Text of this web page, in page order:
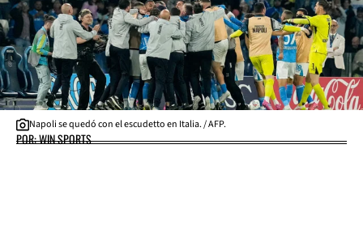
Napoli se quedó con el escudetto en Italia. / AFP.
POR: WIN SPORTS